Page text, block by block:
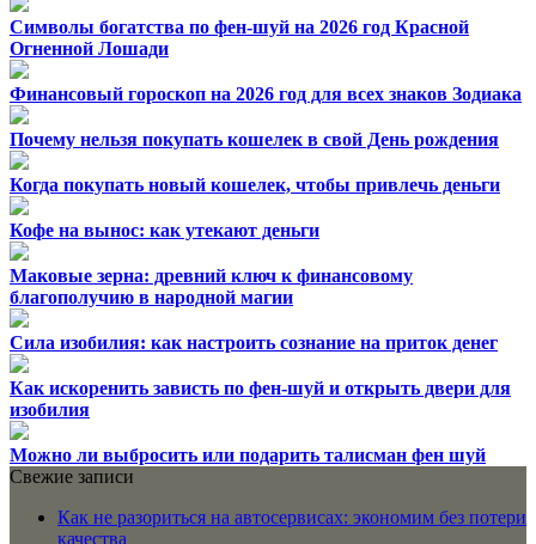
Символы богатства по фен-шуй на 2026 год Красной
Огненной Лошади
Финансовый гороскоп на 2026 год для всех знаков Зодиака
Почему нельзя покупать кошелек в свой День рождения
Когда покупать новый кошелек, чтобы привлечь деньги
Кофе на вынос: как утекают деньги
Маковые зерна: древний ключ к финансовому
благополучию в народной магии
Сила изобилия: как настроить сознание на приток денег
Как искоренить зависть по фен-шуй и открыть двери для
изобилия
Можно ли выбросить или подарить талисман фен шуй
Свежие записи
Как не разориться на автосервисах: экономим без потери
качества